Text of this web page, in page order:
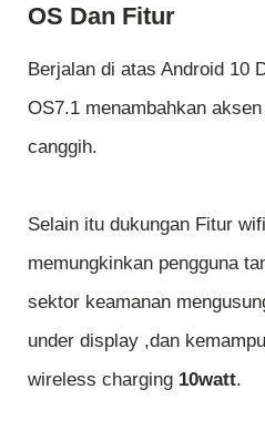
OS Dan Fitur
Berjalan di atas Android 10
OS7.1 menambahkan
canggih.
Selain itu dukungan Fitur
memungkinkan pengguna
sektor keamanan
under display ,dan
wireless charging 10watt.